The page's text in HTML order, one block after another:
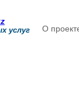
услуг О